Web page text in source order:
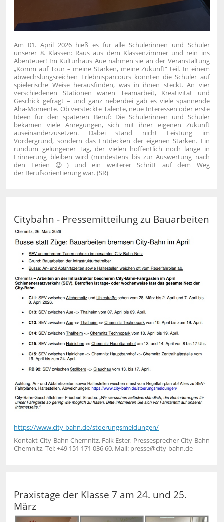
Am 01. April 2026 hieß es für alle Schülerinnen und Schüler
unserer 8. Klassen: Raus aus dem Klassenzimmer und rein ins
Abenteuer! Im Kulturhaus Aue nahmen sie an der Veranstaltung
„Komm auf Tour – meine Stärken, meine Zukunft“ teil. In einem
abwechslungsreichen Erlebnisparcours konnten die Schüler auf
spielerische Weise herausfinden, was in ihnen steckt. An vier
verschiedenen Stationen waren Teamarbeit, Kreativität und
Geschick gefragt – und ganz nebenbei gab es viele spannende
Aha-Momente. Ob versteckte Talente, neue Interessen oder erste
Ideen für den späteren Beruf: Die Schülerinnen und Schüler
bekamen viele Anregungen, sich mit ihrer eigenen Zukunft
auseinanderzusetzen. Dabei stand nicht Leistung im
Vordergrund, sondern das Entdecken der eigenen Stärken. Ein
rundum gelungener Tag, der vielen hoffentlich noch lange in
Erinnerung bleiben wird (mindestens bis zur Auswertung nach
den Ferien 😉) und ein weiterer Schritt auf dem Weg
der Berufsorientierung war. (SR)
Citybahn - Pressemitteilung zu Bauarbeiten
https://www.city-bahn.de/stoerungsmeldungen/
Kontakt City-Bahn Chemnitz, Falk Ester, Pressesprecher City-Bahn
Chemnitz, Tel: +49 151 171 036 60, Mail: presse@city-bahn.de
Praxistage der Klasse 7 am 24. und 25.
März